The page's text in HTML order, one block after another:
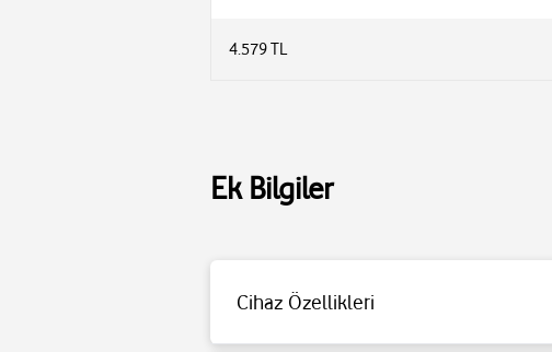
4.579 TL
Ek Bilgiler
Cihaz Özellikleri
Pil Ömrü: 10 saat